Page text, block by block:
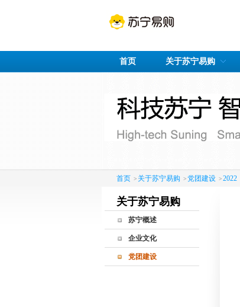
首页 关于苏宁易购
首页 > 关于苏宁易购 >党团建设 >2022
关于苏宁易购
苏宁概述
公司概况
发展历程
企业文化
党团建设